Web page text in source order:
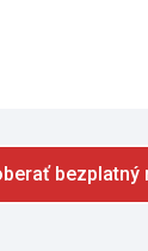
bezplatný